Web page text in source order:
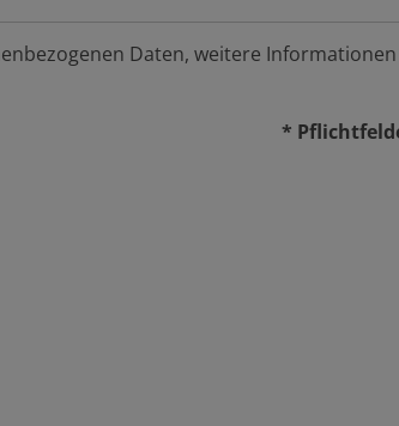
Daten, weitere Informationen
*